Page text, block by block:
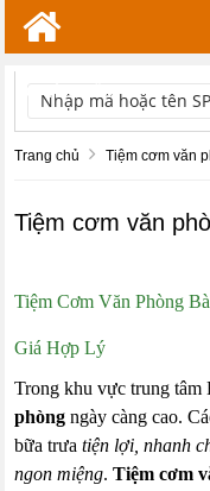
TÌM KIẾM
Trang chủ Tiệm cơm văn
Tiệm cơm văn
Tiệm Cơm Văn Phòng
Giá Hợp Lý
Trong khu vực trung
phòng ngày càng cao.
bữa trưatiện lợi, nhanh
ngon miệng.Tiệm cơm